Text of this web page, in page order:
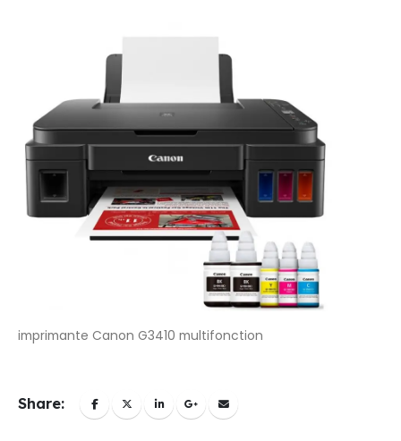
imprimante Canon G3410 multifonction
Share: